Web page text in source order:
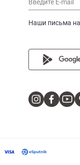
Введите E-mail
Наши письма